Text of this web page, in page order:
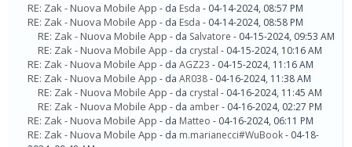
RE: Zak - Nuova Mobile App - da Esda - 04-14-2024, 08:57 PM
RE: Zak - Nuova Mobile App - da Esda - 04-14-2024, 08:58 PM
RE: Zak - Nuova Mobile App - da Salvatore - 04-15-2024, 09:53 AM
RE: Zak - Nuova Mobile App - da crystal - 04-15-2024, 10:16 AM
RE: Zak - Nuova Mobile App - da AGZ23 - 04-15-2024, 11:16 AM
RE: Zak - Nuova Mobile App - da AR038- 04-16-2024, 11:38 AM
RE: Zak - Nuova Mobile App - da crystal - 04-16-2024, 11:45 AM
RE: Zak - Nuova Mobile App - da amber- 04-16-2024, 02:27 PM
RE: Zak - Nuova Mobile App - da Matteo - 04-16-2024, 06:11 PM
RE: Zak - Nuova Mobile App - da m.marianecci#WuBook- 04-18-